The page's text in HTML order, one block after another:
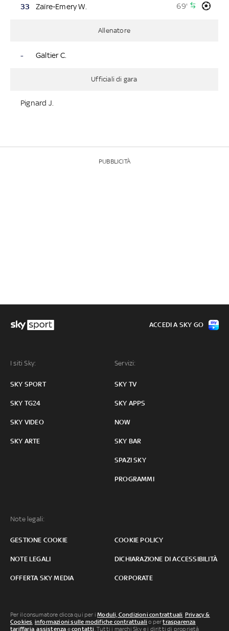
33 Zaïre-Emery W. 69'
Allenatore
- Galtier C.
Ufficiali di gara
Pignard J.
PUBBLICITÀ
I siti Sky:
SKY SPORT
SKY TG24
SKY VIDEO
SKY ARTE
Servizi:
SKY TV
SKY APPS
NOW
SKY BAR
SPAZI SKY
PROGRAMMI
Note legali:
GESTIONE COOKIE COOKIE POLICY
NOTE LEGALI DICHIARAZIONE DI ACCESSIBILITÀ
OFFERTA SKY MEDIA CORPORATE
ACCEDI A SKY GO
Per il consumatore clicca qui per iModuli, Condizioni contrattuali Privacy &
Cookies informazioni sulle modifiche contrattuali o pertrasparenza
tariffaria ,assistenza econtatti . Tutti i marchi Sky e i diritti di proprietà